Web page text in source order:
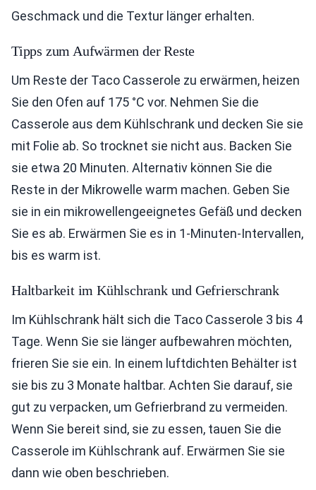
Geschmack und die Textur länger erhalten.
Tipps zum Aufwärmen der Reste
Um Reste der Taco Casserole zu erwärmen, heizen
Sie den Ofen auf 175 °C vor. Nehmen Sie die
Casserole aus dem Kühlschrank und decken Sie sie
mit Folie ab. So trocknet sie nicht aus. Backen Sie
sie etwa 20 Minuten. Alternativ können Sie die
Reste in der Mikrowelle warm machen. Geben Sie
sie in ein mikrowellengeeignetes Gefäß und decken
Sie es ab. Erwärmen Sie es in 1-Minuten-Intervallen,
bis es warm ist.
Haltbarkeit im Kühlschrank und Gefrierschrank
Im Kühlschrank hält sich die Taco Casserole 3 bis 4
Tage. Wenn Sie sie länger aufbewahren möchten,
frieren Sie sie ein. In einem luftdichten Behälter ist
sie bis zu 3 Monate haltbar. Achten Sie darauf, sie
gut zu verpacken, um Gefrierbrand zu vermeiden.
Wenn Sie bereit sind, sie zu essen, tauen Sie die
Casserole im Kühlschrank auf. Erwärmen Sie sie
dann wie oben beschrieben.